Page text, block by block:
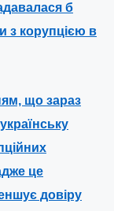
б
з корупцією в
що зараз
це
довіру